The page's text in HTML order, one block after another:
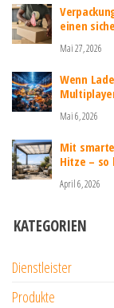
einen
Mai 27, 2026
Wenn
Mai 6, 2026
Mit
Hitze – so
April 6, 2026
KATEGORIEN
Dienstleister
Produkte